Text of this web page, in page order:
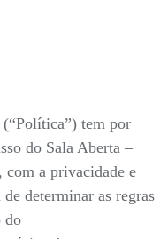
tem por
do Sala Aberta –
a privacidade e
determinar as regras
do